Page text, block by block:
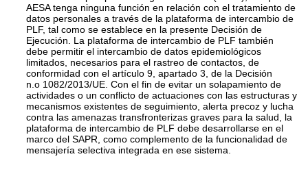
AESA tenga ninguna función en relación con el tratamiento de
datos personales a través de la plataforma de intercambio de
PLF, tal como se establece en la presente Decisión de
Ejecución. La plataforma de intercambio de PLF también
debe permitir el intercambio de datos epidemiológicos
limitados, necesarios para el rastreo de contactos, de
conformidad con el artículo 9, apartado 3, de la Decisión
n.o 1082/2013/UE. Con el fin de evitar un solapamiento de
actividades o un conflicto de actuaciones con las estructuras y
mecanismos existentes de seguimiento, alerta precoz y lucha
contra las amenazas transfronterizas graves para la salud, la
plataforma de intercambio de PLF debe desarrollarse en el
marco del SAPR, como complemento de la funcionalidad de
mensajería selectiva integrada en ese sistema.